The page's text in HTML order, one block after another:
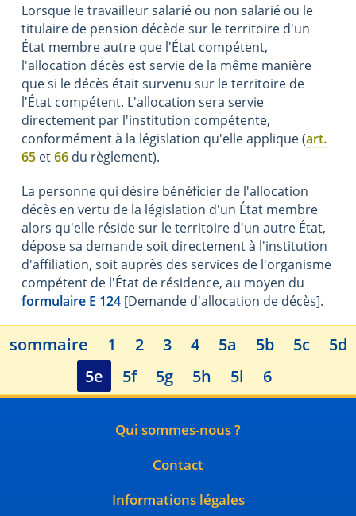
Lorsque le travailleur salarié ou non salarié ou le
titulaire de pension décède sur le territoire d'un
État membre autre que l'État compétent,
l'allocation décès est servie de la même manière
que si le décès était survenu sur le territoire de
l'État compétent. L'allocation sera servie
directement par l'institution compétente,
conformément à la législation qu'elle applique (art.
65 et66 du règlement).
La personne qui désire bénéficier de l'allocation
décès en vertu de la législation d'un État membre
alors qu'elle réside sur le territoire d'un autre État,
dépose sa demande soit directement à l'institution
d'affiliation, soit auprès des services de l'organisme
compétent de l'État de résidence, au moyen du
formulaire E 124 [Demande d'allocation de décès].
sommaire 1 2 3 4 5a 5b 5c
5d
5e
5f 5g 5h 5i 6
Qui sommes-nous ?
Contact
Informations légales